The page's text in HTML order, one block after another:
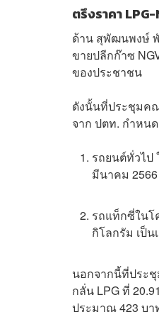
ตรึงราคา
ด้าน สุพัฒนพงษ์ พั
ขายปลีกก๊าซ
ของประชาชน
ดังนั้นที่ประชุมค
จาก ปตท. กำหน
รถยนต์ทั่วไป
มีนาคม
รถแท็กซี่ในโ
กิโลกรัม เป็
นอกจากนี้ที่ประชุ
กลั่น LPG ที่
ประมาณ 423 บา